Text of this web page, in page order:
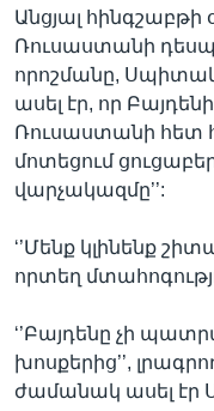
Անցյալ
Ռուսաստանի
որոշմանը,
ասել էր, որ
Ռուսաստանի հետ
մոտեցում
վարչակազմը’’:
‘’Մենք կլինենք
որտեղ
‘’Բայդենը չի
խոսքերից’’,
ժամանակ ասել էր